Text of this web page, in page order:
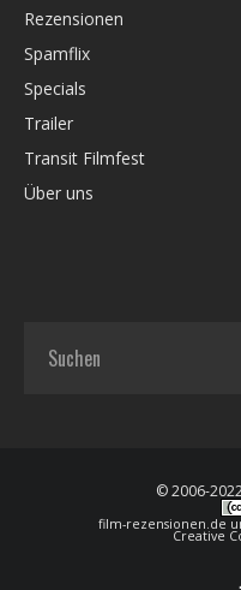
Rezensionen
Spamflix
Specials
Trailer
Transit Filmfest
Über uns
© 2006-
film-rezensionen.de
Creative